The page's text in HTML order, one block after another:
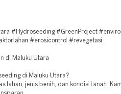
#Hydroseeding #GreenProject
#erosicontrol #revegetasi
di Maluku Utara
di Maluku Utara?
lahan, jenis benih, dan kondisi tanah.